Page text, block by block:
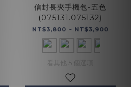
信封長夾手機包-五色
(075131.075132)
NT$3,800 ~ NT$3,900
看其他 5 個選項